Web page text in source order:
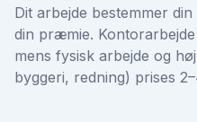
Dit arbejde bestemmer
din præmie.
mens fysisk arbejde og
byggeri, redning) prises